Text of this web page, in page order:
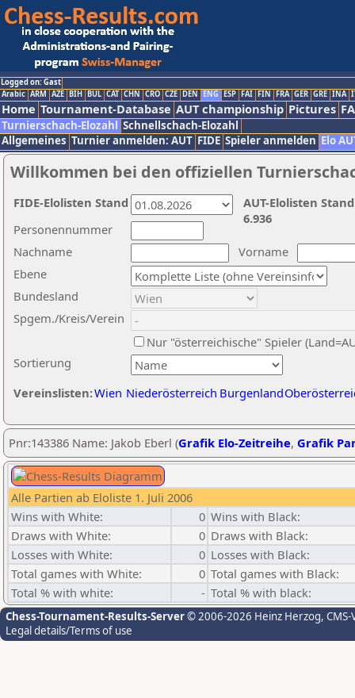
Logged on: Gast
Arabic ARM AZE BIH BUL CAT CHN CRO CZE DEN ENG ESP FAI FIN FRA GER GRE INA
Home Tournament-Database AUT championship Pictures
Turnierschach-Elozahl Schnellschach-Elozahl
Allgemeines Turnier anmelden: AUT FIDE Spieler anmelden Elo
Willkommen bei den offiziellen
Nachname
Vorname
Ebene
Sortierung
Personennummer
Bundesland
Spgem./Kreis/Verein
Nur "österreichische" Spieler
Vereinslisten:Wien Niederösterreich Burgenland
AUT-Elolisten
6.936
FIDE-Elolisten Stand
Pnr:143386 Name: Jakob Eberl (Grafik Elo-Zeitreihe, Grafik
Alle Partien ab Eloliste 1. Juli 2006
Wins with White:
0 Wins with Black:
Draws with White:
0 Draws with Black:
Losses with White:
0 Losses with Black:
Total games with White:
0 Total games with Black:
Total % with white:
- Total % with black:
Chess-Tournament-Results-Server© 2006-2026 Heinz Herzog,
Legal details/Terms of use